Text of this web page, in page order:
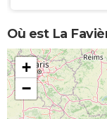
Où est La
+
−